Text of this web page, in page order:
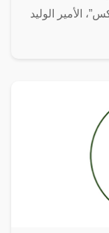
الأمير الوليد